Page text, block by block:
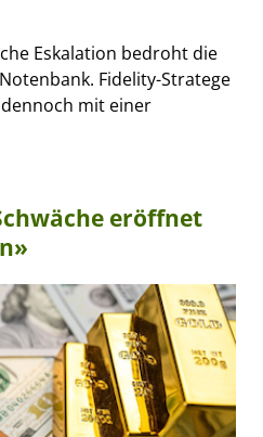
Eskalation bedroht die
Fidelity-Stratege
mit einer
eröffnet